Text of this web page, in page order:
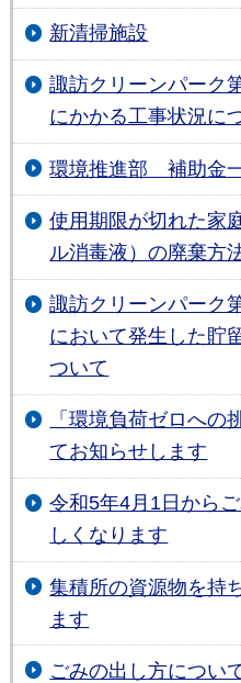
新清掃施設
諏訪クリーンパーク
にかかる工事状況に
環境推進部 補助金
使用期限が切れた家
ル消毒液）の廃棄方
諏訪クリーンパーク
において発生した貯
ついて
「環境負荷ゼロへの
てお知らせします
令和5年4月1日から
しくなります
集積所の資源物を持
ます
ごみの出し方につい